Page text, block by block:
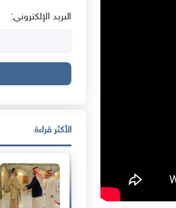
البريد الإلكتروني:
الأكثر قراءة